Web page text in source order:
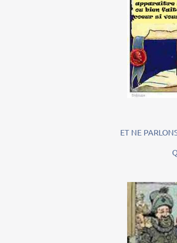
ET NE PARLONS PAS
QUAND LE BON